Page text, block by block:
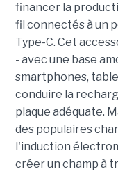
financer la
fil connectés à un
Type-C. Cet
- avec une base
smartphones,
conduire la
plaque adéquate.
des populaires
l'induction
créer un champ à